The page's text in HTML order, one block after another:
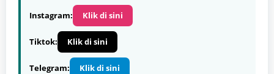
Instagram:
Klik di sini
Tiktok: Klik di sini
Telegram: Klik di sini